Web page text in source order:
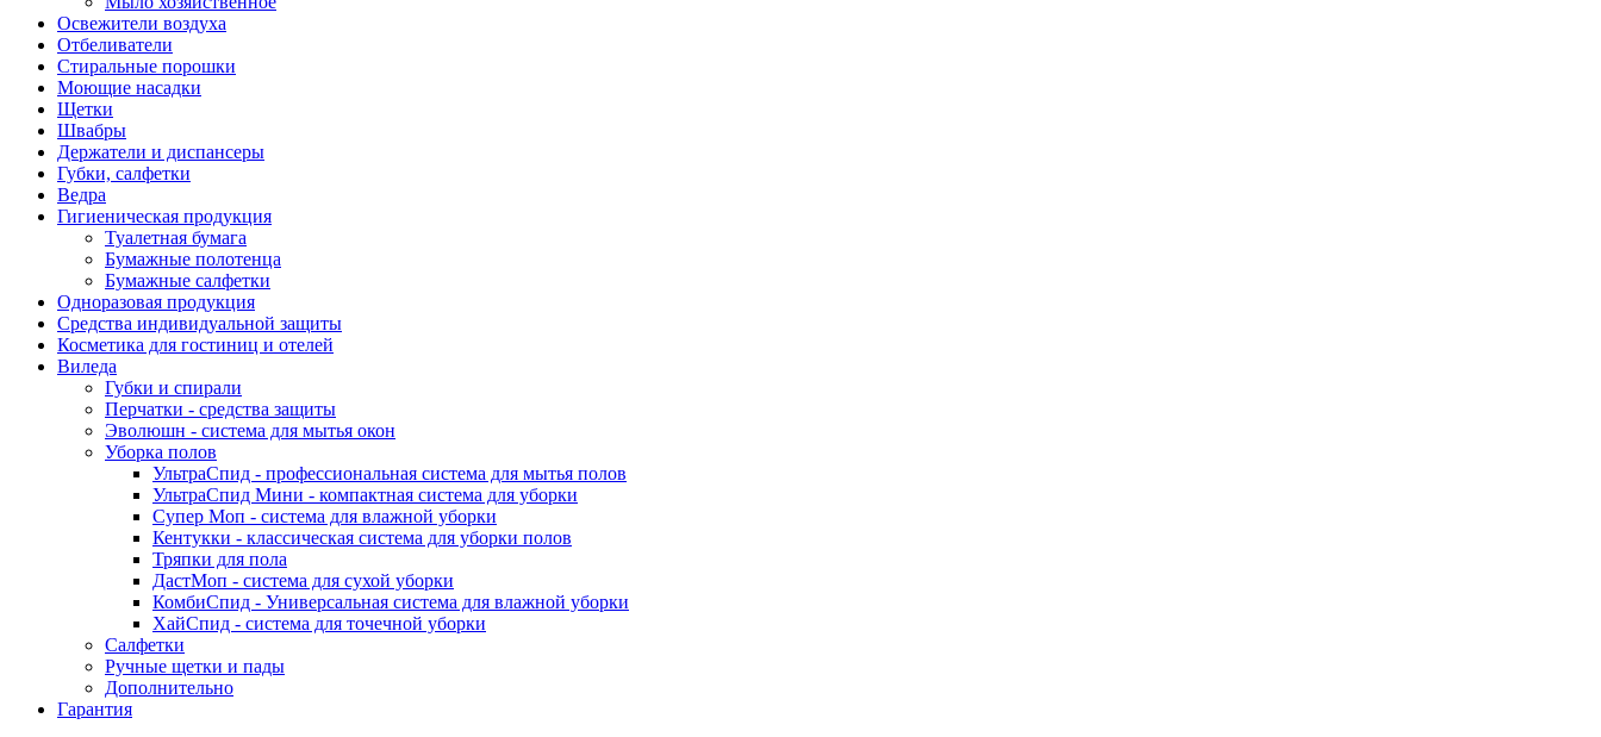
Освежители воздуха
Отбеливатели
Стиральные порошки
Моющие насадки
Щетки
Швабры
Держатели и диспансеры
Губки, салфетки
Ведра
Гигиеническая продукция
Туалетная бумага
Бумажные полотенца
Бумажные салфетки
Одноразовая продукция
Средства индивидуальной защиты
Косметика для гостиниц и отелей
Виледа
Губки и спирали
Перчатки - средства защиты
Эволюшн - система для мытья окон
Уборка полов
УльтраСпид - профессиональная система для мытья полов
УльтраСпид Мини - компактная система для уборки
Супер Моп - система для влажной уборки
Кентукки - классическая система для уборки полов
Тряпки для пола
ДастМоп - система для сухой уборки
КомбиСпид - Универсальная система для влажной уборки
ХайСпид - система для точечной уборки
Салфетки
Ручные щетки и пады
Дополнительно
Гарантия